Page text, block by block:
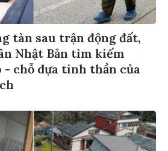
tàn sau trận động đất,
Nhật Bản tìm kiếm
- chỗ dựa tinh thần của